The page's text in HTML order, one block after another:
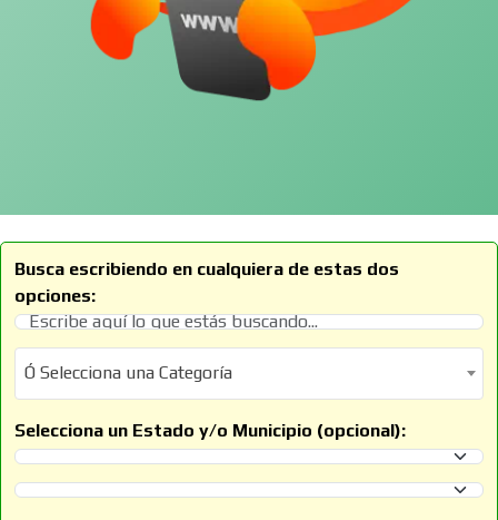
Busca escribiendo en cualquiera de estas dos
opciones:
Ó Selecciona una Categoría
Ó Selecciona una Categoría
Selecciona un Estado y/o Municipio (opcional):
Selecciona un Estado
Selecciona un Municipio